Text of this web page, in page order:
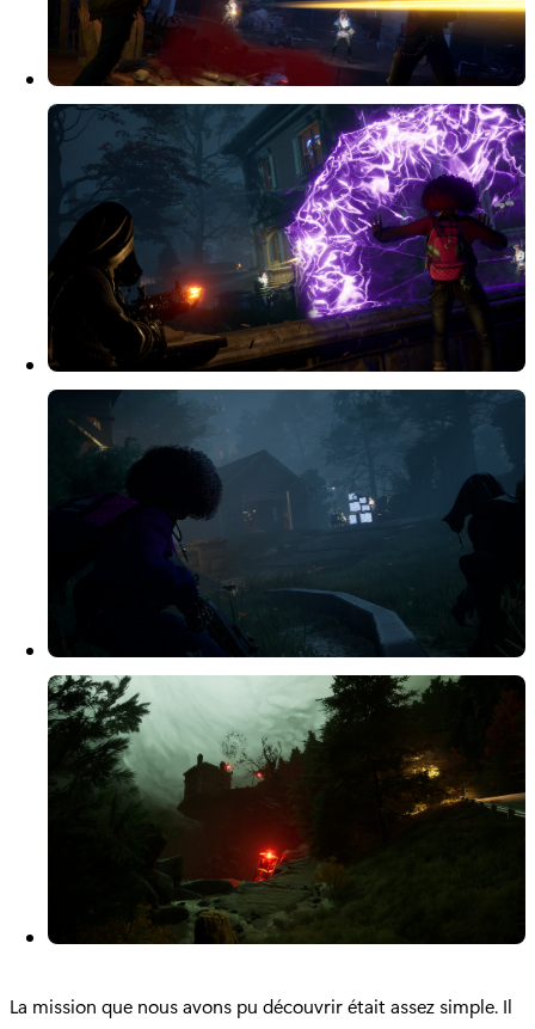
La mission que nous avons pu découvrir était assez simple. Il